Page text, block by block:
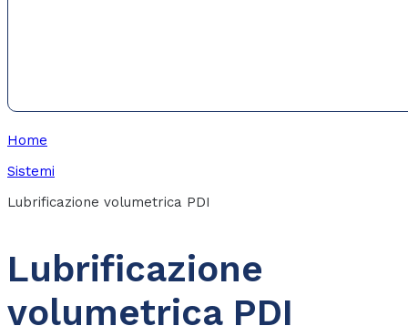
Home
Sistemi
Lubrificazione volumetrica PDI
Lubrificazione
volumetrica PDI